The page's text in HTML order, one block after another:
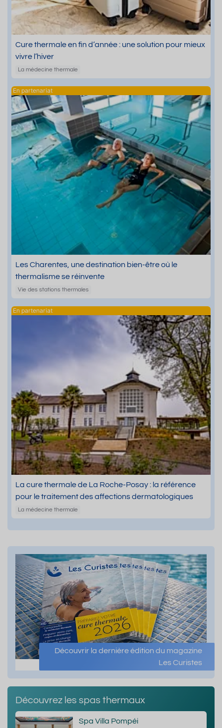
Cure thermale en fin d’année : une solution pour mieux
vivre l’hiver
La médecine thermale
Les Charentes, une destination bien-être où le
thermalisme se réinvente
Vie des stations thermales
La cure thermale de La Roche-Posay : la référence
pour le traitement des affections dermatologiques
La médecine thermale
Découvrir la dernière édition du magazine
Les Curistes
Découvrez les spas thermaux
Spa Villa Pompéi